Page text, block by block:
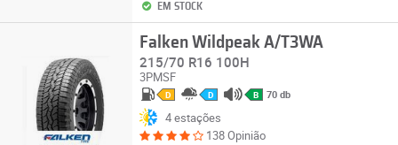
EM STOCK
Falken Wildpeak A/T3WA
215/70 R16 100H
3PMSF
D D B 70 db
4 estações
138 Opinião